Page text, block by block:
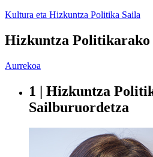
Kultura eta Hizkuntza Politika Saila
Hizkuntza Politikarako
Aurrekoa
1 | Hizkuntza
Sailburuordetza